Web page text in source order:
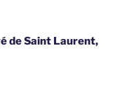
de Saint Laurent,